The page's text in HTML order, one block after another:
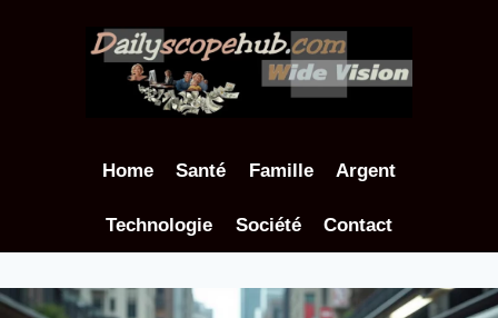
Home Santé Famille Argent
Technologie Société Contact